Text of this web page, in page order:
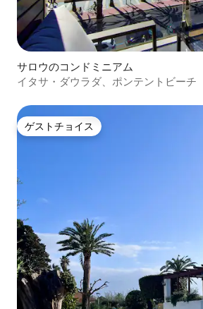
サロウのコンドミニアム
イタサ・ダウラダ、ポンテントビーチ
ゲストチョイス
ゲストチョイス